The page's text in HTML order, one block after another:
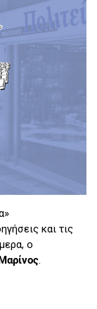
και τις
ο
.